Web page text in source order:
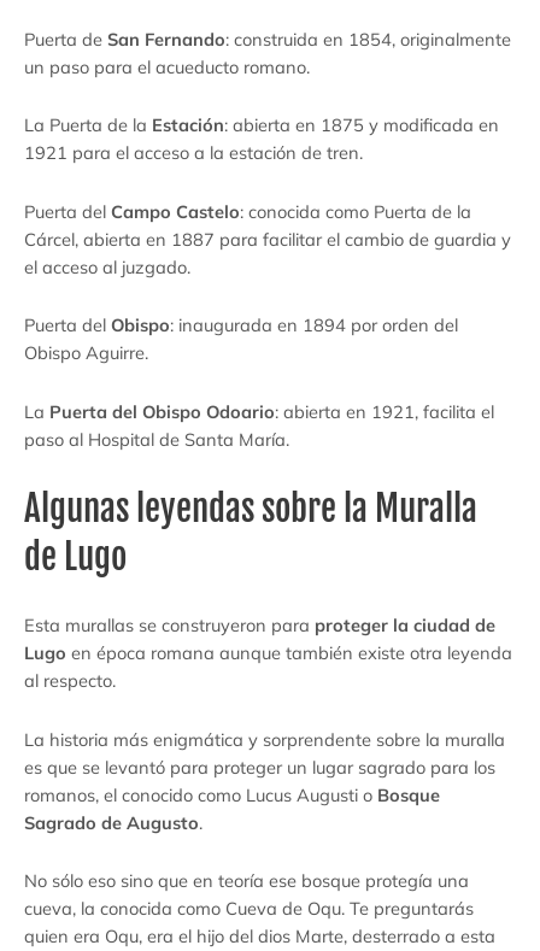
Puerta de San Fernando: construida en 1854, originalmente
un paso para el acueducto romano.
La Puerta de la Estación: abierta en 1875 y modificada en
1921 para el acceso a la estación de tren.
Puerta del Campo Castelo: conocida como Puerta de la
Cárcel, abierta en 1887 para facilitar el cambio de guardia y
el acceso al juzgado.
Puerta del Obispo: inaugurada en 1894 por orden del
Obispo Aguirre.
La Puerta del Obispo Odoario: abierta en 1921, facilita el
paso al Hospital de Santa María.
Algunas leyendas sobre la Muralla
de Lugo
Esta murallas se construyeron para proteger la ciudad de
Lugo en época romana aunque también existe otra leyenda
al respecto.
La historia más enigmática y sorprendente sobre la muralla
es que se levantó para proteger un lugar sagrado para los
romanos, el conocido como Lucus Augusti o Bosque
Sagrado de Augusto.
No sólo eso sino que en teoría ese bosque protegía una
cueva, la conocida como Cueva de Oqu. Te preguntarás
quien era Oqu, era el hijo del dios Marte, desterrado a esta